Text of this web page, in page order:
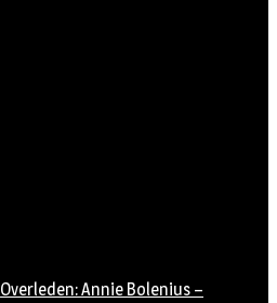
Overleden: Annie Bolenius –